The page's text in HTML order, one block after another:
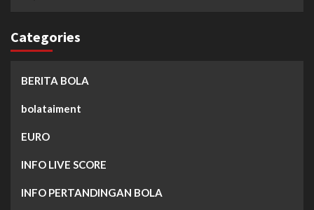
Categories
BERITA BOLA
bolataiment
EURO
INFO LIVE SCORE
INFO PERTANDINGAN BOLA